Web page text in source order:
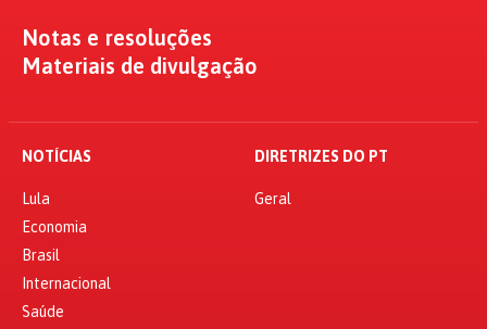
Notas e resoluções
Materiais de divulgação
NOTÍCIAS
Lula
Economia
Brasil
Internacional
Saúde
DIRETRIZES DO PT
Geral